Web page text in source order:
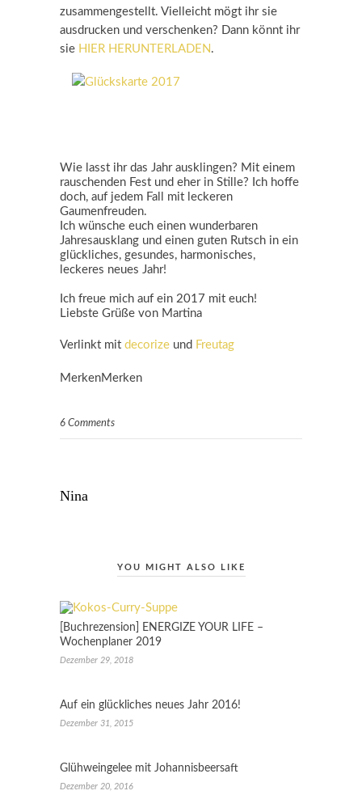
zusammengestellt. Vielleicht mögt ihr sie
ausdrucken und verschenken? Dann könnt ihr
sie HIER HERUNTERLADEN .
Wie lasst ihr das Jahr ausklingen? Mit einem
rauschenden Fest und eher in Stille? Ich hoffe
doch, auf jedem Fall mit leckeren
Gaumenfreuden.
Ich wünsche euch einen wunderbaren
Jahresausklang und einen guten Rutsch in ein
glückliches, gesundes, harmonisches,
leckeres neues Jahr!
Ich freue mich auf ein 2017 mit euch!
Liebste Grüße von Martina
Verlinkt mit decorize und Freutag
MerkenMerken
6 Comments
Nina
YOU MIGHT ALSO LIKE
[Buchrezension] ENERGIZE YOUR LIFE –
Wochenplaner 2019
Dezember 29, 2018
Auf ein glückliches neues Jahr 2016!
Dezember 31, 2015
Glühweingelee mit Johannisbeersaft
Dezember 20, 2016